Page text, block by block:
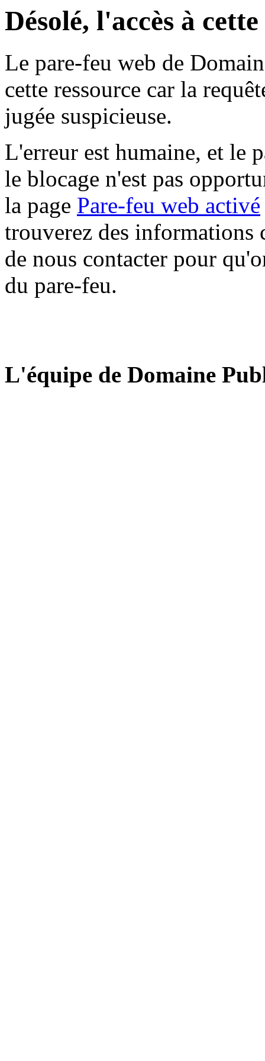
Désolé, l'accès à
Le pare-feu web de
cette ressource car la
jugée suspicieuse.
L'erreur est humaine, et le
le blocage n'est pas
la page Pare-feu web activé
trouverez des informations
de nous contacter pour
du pare-feu.
L'équipe de Domaine